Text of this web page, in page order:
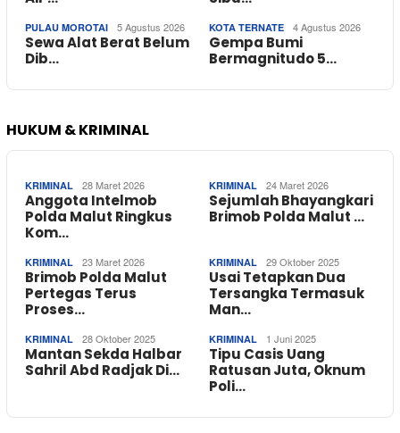
PULAU MOROTAI 5 Agustus 2026
Sewa Alat Berat Belum
Dib…
KOTA TERNATE 4 Agustus 2026
Gempa Bumi
Bermagnitudo 5…
HUKUM & KRIMINAL
KRIMINAL 28 Maret 2026
Anggota Intelmob
Polda Malut Ringkus
Kom…
KRIMINAL 24 Maret 2026
Sejumlah Bhayangkari
Brimob Polda Malut …
KRIMINAL 23 Maret 2026
Brimob Polda Malut
Pertegas Terus
Proses…
KRIMINAL 29 Oktober 2025
Usai Tetapkan Dua
Tersangka Termasuk
Man…
KRIMINAL 28 Oktober 2025
Mantan Sekda Halbar
Sahril Abd Radjak Di…
KRIMINAL 1 Juni 2025
Tipu Casis Uang
Ratusan Juta, Oknum
Poli…